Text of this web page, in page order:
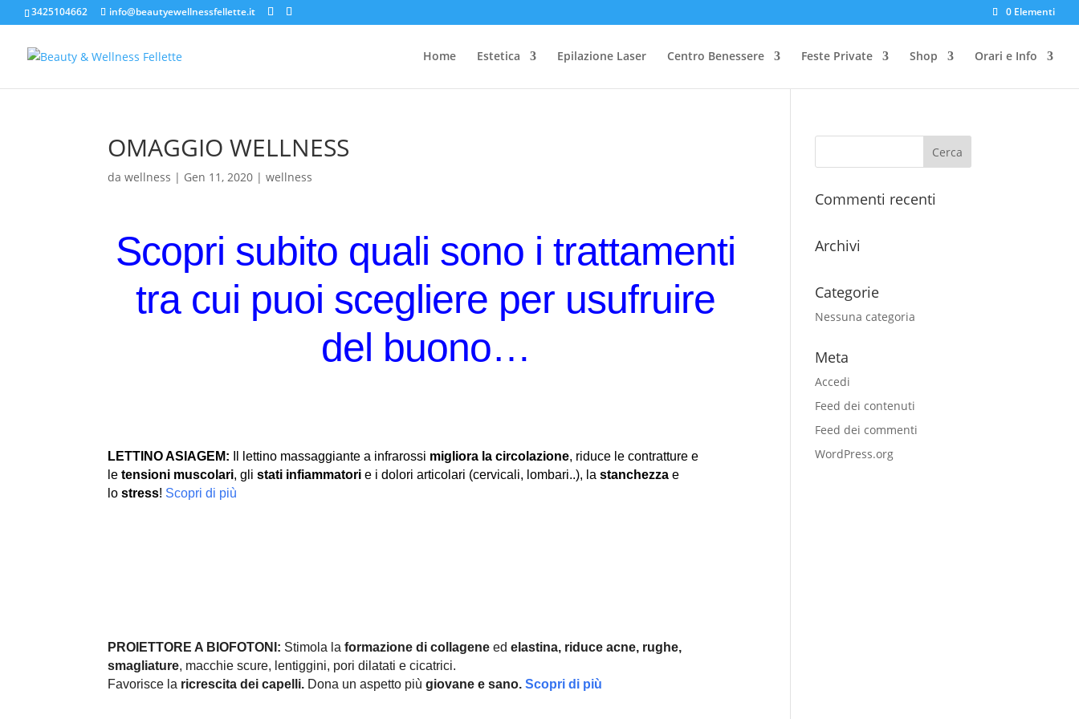
3425104662 info@beautyewellnessfellette.it 0 Elementi
Home Estetica Epilazione Laser Centro Benessere Feste Private Shop Orari e Info
OMAGGIO WELLNESS
dawellness | Gen 11, 2020 |wellness
Scopri subito quali sono i trattamenti
tra cui puoi scegliere per usufruire
del buono…
LETTINO ASIAGEM: Il lettino massaggiante a infrarossi migliora la circolazione, riduce le contratture e
letensioni muscolari, glistati infiammatorie i dolori articolari (cervicali, lombari..), lastanchezza e
lostress! Scopri di più
PROIETTORE A BIOFOTONI: Stimola la formazione di collageneed elastina, riduce acne, rughe,
smagliature, macchie scure, lentiggini, pori dilatati e cicatrici.
Favorisce la ricrescita dei capelli. Dona un aspetto piùgiovane e sano.Scopri di più
Commenti recenti
Archivi
Categorie
Nessuna categoria
Meta
Accedi
Feed dei contenuti
Feed dei commenti
WordPress.org